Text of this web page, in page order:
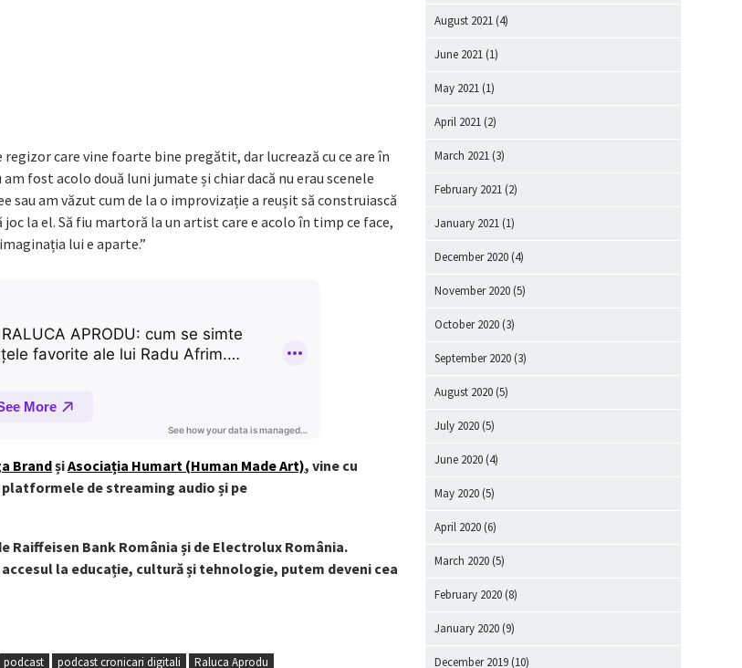
care vine foarte bine pregătit, dar lucrează cu ce are în
fost acolo două luni jumate și chiar dacă nu erau scenele
sau am văzut cum de la o improvizație a reușit să construiască
la el. Să fiu martoră la un artist care e acolo în timp ce face,
lui e aparte.”
BrandșiAsociația Humart (Human Made Art), vine cu
de streaming audio și pe
Raiffeisen Bank România și de Electrolux România.
la educație, cultură și tehnologie, putem deveni cea
podcast podcast cronicari digitali Raluca Aprodu
August 2021 (4)
June 2021 (1)
May 2021 (1)
April 2021 (2)
March 2021 (3)
February 2021 (2)
January 2021 (1)
December 2020 (4)
November 2020 (5)
October 2020 (3)
September 2020 (3)
August 2020 (5)
July 2020 (5)
June 2020 (4)
May 2020 (5)
April 2020 (6)
March 2020 (5)
February 2020 (8)
January 2020 (9)
December 2019 (10)